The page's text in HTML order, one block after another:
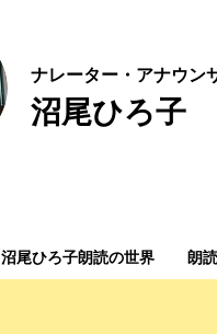
ナレーター・アナウン
沼尾ひろ子
沼尾ひろ子朗読の世界 朗